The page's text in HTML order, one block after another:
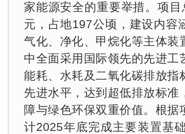
家能源安全的重要举措。项
元，占地197公顷，建设内容
气化、净化、甲烷化等主体装
中全面采用国际领先的先进工
能耗、水耗及二氧化碳排放指
先进水平，达到超低排放标准
障与绿色环保双重价值。根据
计2025年底完成主要装置基